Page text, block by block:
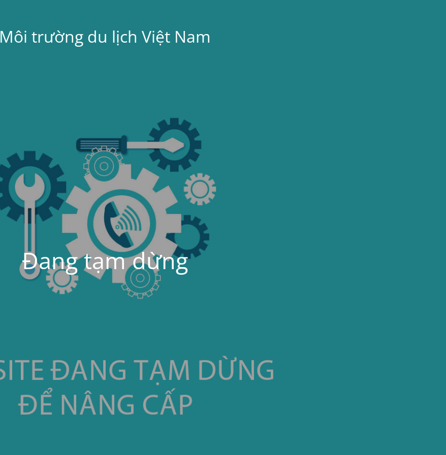
Môi trường du lịch Việt Nam
Đang tạm dừng